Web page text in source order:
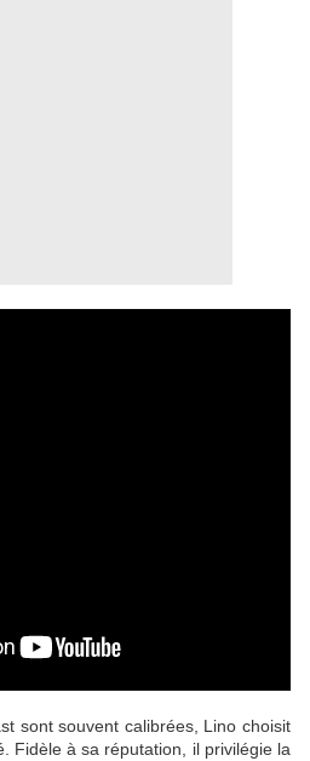
sont souvent calibrées, Lino choisit
Fidèle à sa réputation, il privilégie la